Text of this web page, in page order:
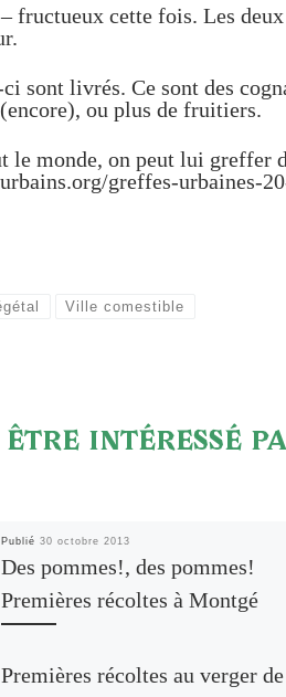
fructueux cette fois. Les
sont livrés. Ce sont des
ou plus de fruitiers.
le monde, on peut lui greffer
greffes-urbaines-
Ville comestible
INTÉRESSÉ
Publié 30 octobre 2013
Des pommes!, des pommes!
Premières récoltes à Montgé
Premières récoltes au verger de